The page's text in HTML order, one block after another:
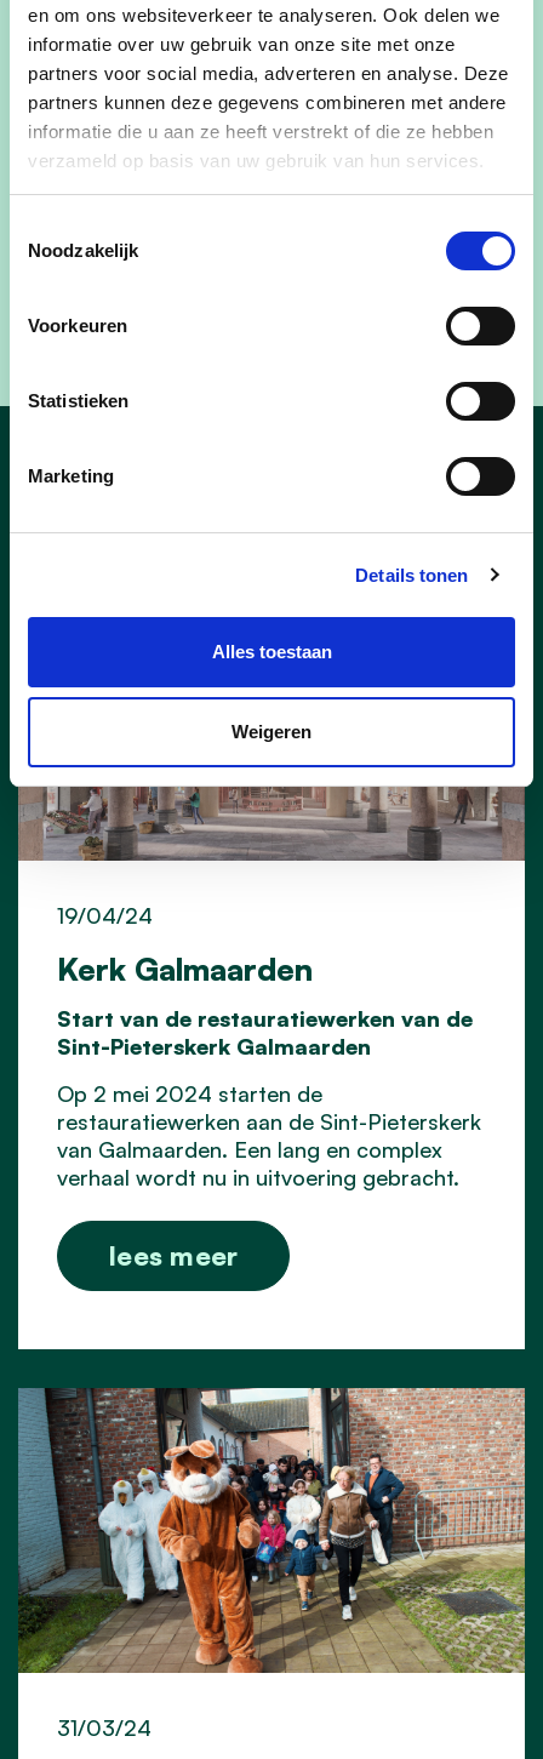
en om ons websiteverkeer te analyseren. Ook delen we
informatie over uw gebruik van onze site met onze
partners voor social media, adverteren en analyse. Deze
partners kunnen deze gegevens combineren met andere
informatie die u aan ze heeft verstrekt of die ze hebben
verzameld op basis van uw gebruik van hun services.
Noodzakelijk
Voorkeuren
Statistieken
Marketing
Details tonen
Alles toestaan
Weigeren
parkeerplaatsen en de doorgang naar de Markt”,
zegt Ludo Persoons. “Ook bekijken we wat er qua
bebouwing mogelijk is. Het debat hoe we dit
dossier concreet zullen invullen kan nu starten.”
In de loop van 2023 starten de werken aan de
kerk van Galmaarden om er een
ontmoetingsruimte met bibliotheek van te maken.
Bedoeling is om de realisatie van de extra
de werken aan de kerk starten.
In de pers
Kerk Galmaarden
19/04/24
Start van de restauratiewerken van de
Sint-Pieterskerk Galmaarden
Op 2 mei 2024 starten de
restauratiewerken aan de Sint-Pieterskerk
van Galmaarden. Een lang en complex
verhaal wordt nu in uitvoering gebracht.
lees meer
31/03/24